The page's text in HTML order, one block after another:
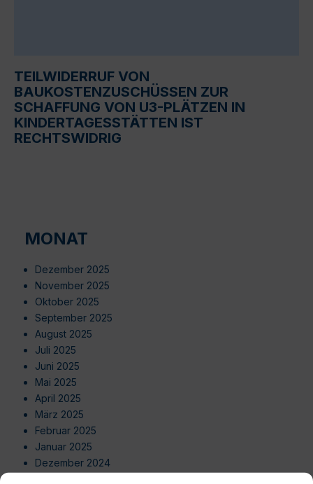
TEILWIDERRUF VON
BAUKOSTENZUSCHÜSSEN ZUR
SCHAFFUNG VON U3-PLÄTZEN IN
KINDERTAGESSTÄTTEN IST
RECHTSWIDRIG
MONAT
Dezember 2025
November 2025
Oktober 2025
September 2025
August 2025
Juli 2025
Juni 2025
Mai 2025
April 2025
März 2025
Februar 2025
Januar 2025
Dezember 2024